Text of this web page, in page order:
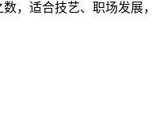
，适合技艺、职场发展，